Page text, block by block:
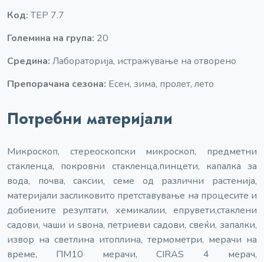
Код:TEP 7.7
Големина на група: 20
Средина: Лабораторија, истражување на отворено
Препорачана сезона: Есен, зима, пролет, лето
Потребни материјали
Микроскоп, стереоскопски микроскоп, предметни
стакленца, покровни стакленца,пинцети, капалка за
вода, почва, саксии, семе од различни растенија,
материјали засликовито претставување на процесите и
добиените резултати, хемикалии, епрувети,стаклени
садови, чаши и ѕвона, петриеви садови, свеќи, запалки,
извор на светлина итоплина, термометри, мерачи на
време, ПМ10 мерачи, CIRAS 4 мерач,